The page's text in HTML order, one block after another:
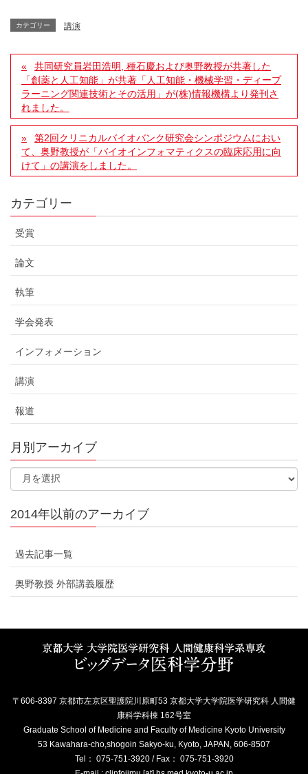
カテゴリー 講演
共同研究員岩田浩明, 種石慶および奥野教授が共著した
「創薬と人工知能」が共著「人工知能・機械学習・ディープ
ラーニング関連技術とその活用」が(株)情報機構より発刊さ
れました。
第2回クリニカルバイオバンク研究会シンポジウムにおい
て、奥野教授が「バイオインフォマティクスの臨床応用に向
けて」の講演をしました。
カテゴリー
受賞
論文
執筆
学会発表
インフォメーション
講演
報道
月別アーカイブ
2014年以前のアーカイブ
過去記事一覧
奥野教授 外部講義履歴
〒606-8397 京都市左京区聖護院川原町53 京都大学大学院医学研究科 人間健
康科学科棟 162号室
Graduate School of Medicine and Faculty of Medicine Kyoto University
53 Kawahara-cho,shogoin Sakyo-ku, Kyoto, JAPAN, 606-8507
Tel： 075-751-3920 / Fax： 075-751-3920